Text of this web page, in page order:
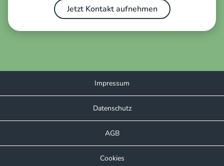
Jetzt Kontakt aufnehmen
Impressum
Datenschutz
AGB
Cookies